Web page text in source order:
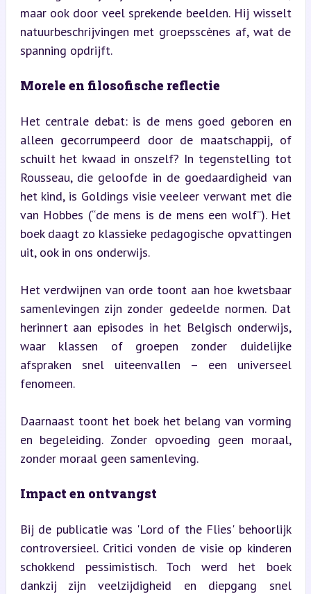
maar ook door veel sprekende beelden. Hij wisselt
natuurbeschrijvingen met groepsscènes af, wat de
spanning opdrijft.
Morele en filosofische reflectie
Het centrale debat: is de mens goed geboren en
alleen gecorrumpeerd door de maatschappij, of
schuilt het kwaad in onszelf? In tegenstelling tot
Rousseau, die geloofde in de goedaardigheid van
het kind, is Goldings visie veeleer verwant met die
van Hobbes (“de mens is de mens een wolf”). Het
boek daagt zo klassieke pedagogische opvattingen
uit, ook in ons onderwijs.
Het verdwijnen van orde toont aan hoe kwetsbaar
samenlevingen zijn zonder gedeelde normen. Dat
herinnert aan episodes in het Belgisch onderwijs,
waar klassen of groepen zonder duidelijke
afspraken snel uiteenvallen – een universeel
fenomeen.
Daarnaast toont het boek het belang van vorming
en begeleiding. Zonder opvoeding geen moraal,
zonder moraal geen samenleving.
Impact en ontvangst
Bij de publicatie was 'Lord of the Flies' behoorlijk
controversieel. Critici vonden de visie op kinderen
schokkend pessimistisch. Toch werd het boek
dankzij zijn veelzijdigheid en diepgang snel